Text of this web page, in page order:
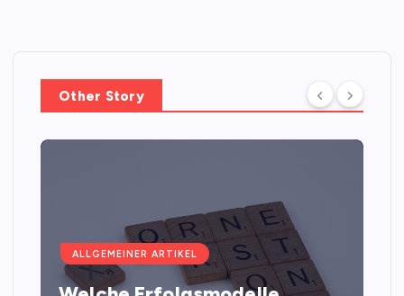
Other Story
ALLGEMEINER ARTIKEL